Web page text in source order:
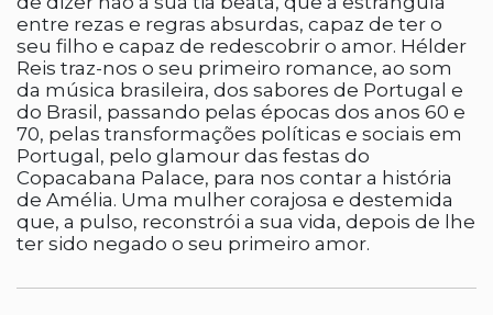
entre rezas e regras absurdas, capaz de ter o
seu filho e capaz de redescobrir o amor. Hélder
Reis traz-nos o seu primeiro romance, ao som
da música brasileira, dos sabores de Portugal e
do Brasil, passando pelas épocas dos anos 60 e
70, pelas transformações políticas e sociais em
Portugal, pelo glamour das festas do
Copacabana Palace, para nos contar a história
de Amélia. Uma mulher corajosa e destemida
que, a pulso, reconstrói a sua vida, depois de lhe
ter sido negado o seu primeiro amor.